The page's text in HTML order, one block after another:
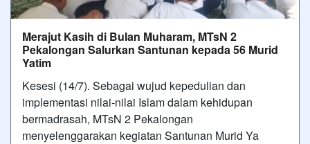
Merajut Kasih di Bulan Muharam, MTsN 2
Pekalongan Salurkan Santunan kepada 56 Murid
Yatim
Kesesi (14/7). Sebagai wujud kepedulian dan
implementasi nilai-nilai Islam dalam kehidupan
bermadrasah, MTsN 2 Pekalongan
menyelenggarakan kegiatan Santunan Murid Ya